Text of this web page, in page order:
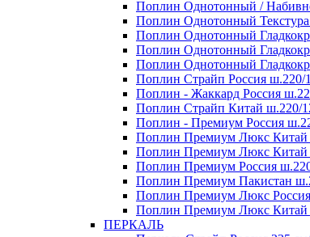
Поплин Однотонный /
Поплин Однотонный
Поплин Однотонный
Поплин Однотонный
Поплин Однотонный
Поплин Страйп Россия ш.220/
Поплин - Жаккард Россия
Поплин Страйп Китай ш.220/
Поплин - Премиум Россия
Поплин Премиум Люкс Китай
Поплин Премиум Люкс Китай
Поплин Премиум Россия
Поплин Премиум Пакистан
Поплин Премиум Люкс
Поплин Премиум Люкс Китай
ПЕРКАЛЬ